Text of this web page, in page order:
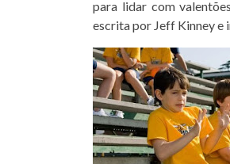
para lidar com
escrita por Jeff Kinney e